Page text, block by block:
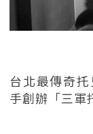
台北最傳奇
手創辦「三軍